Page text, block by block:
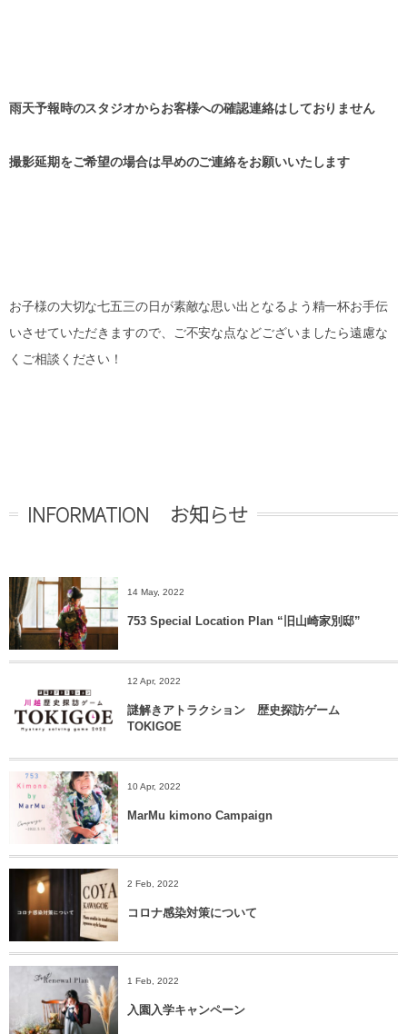
雨天予報時のスタジオからお客様への確認連絡はしておりません
撮影延期をご希望の場合は早めのご連絡をお願いいたします
お子様の大切な七五三の日が素敵な思い出となるよう精一杯お手伝
いさせていただきますので、ご不安な点などございましたら遠慮な
くご相談ください！
INFORMATION お知らせ
14 May, 2022
753 Special Location Plan “旧山崎家別邸”
12 Apr, 2022
謎解きアトラクション 歴史探訪ゲーム
TOKIGOE
10 Apr, 2022
MarMu kimono Campaign
2 Feb, 2022
コロナ感染対策について
1 Feb, 2022
入園入学キャンペーン